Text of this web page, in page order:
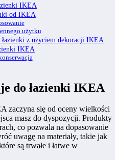
IKEA
od IKEA
użytku
łazienki z użyciem dekoracji IKEA
IKEA
do łazienki IKEA
zaczyna się od oceny wielkości
masz do dyspozycji. Produkty
co pozwala na dopasowanie
uwagę na materiały, takie jak
są trwałe i łatwe w